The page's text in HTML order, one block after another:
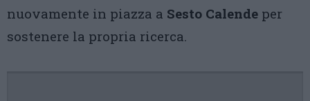
nuovamente in piazza a Sesto Calende per
sostenere la propria ricerca.